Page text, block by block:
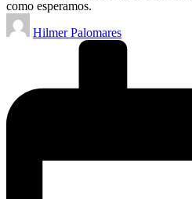
como esperamos.
Publicado
por
Hilmer Palomares